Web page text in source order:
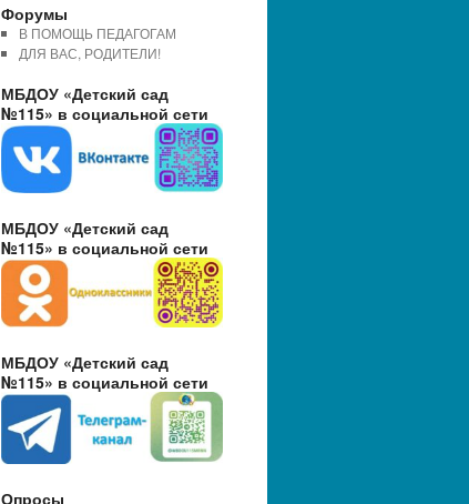
Форумы
В ПОМОЩЬ ПЕДАГОГАМ
ДЛЯ ВАС, РОДИТЕЛИ!
МБДОУ «Детский сад
№115» в социальной сети
МБДОУ «Детский сад
№115» в социальной сети
МБДОУ «Детский сад
№115» в социальной сети
Опросы